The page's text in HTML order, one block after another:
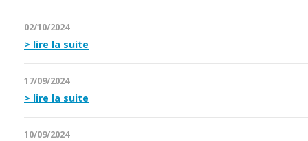
02/10/2024
lire la suite
17/09/2024
lire la suite
10/09/2024